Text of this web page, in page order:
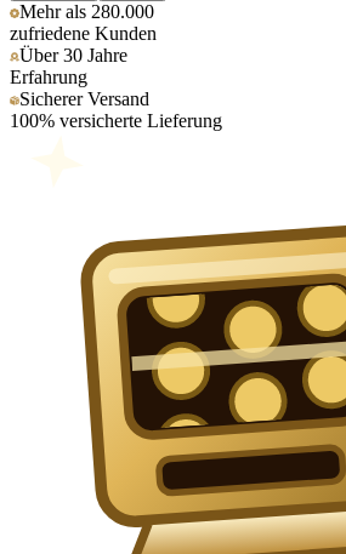
Mehr als 280.000
zufriedene Kunden
Über 30 Jahre
Erfahrung
Sicherer Versand
100% versicherte Lieferung